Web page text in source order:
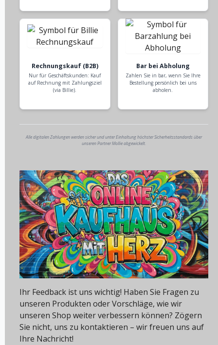
Rechnungskauf (B2B)
Nur für Geschäftskunden: Kauf
auf Rechnung mit Zahlungsziel
(via Billie).
Bar bei Abholung
Zahlen Sie in bar, wenn Sie Ihre
Bestellung persönlich bei uns
abholen.
Alle digitalen Zahlungen werden sicher und unter Einhaltung höchster Sicherheitsstandards über
unseren Partner Mollie abgewickelt.
Ihr Feedback ist uns wichtig! Haben Sie Fragen zu
unseren Produkten oder Vorschläge, wie wir
unseren Shop weiter verbessern können? Zögern
Sie nicht, uns zu kontaktieren – wir freuen uns auf
Ihre Nachricht!